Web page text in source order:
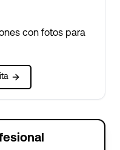
con fotos para